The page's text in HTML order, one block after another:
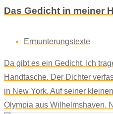
Das Gedicht in meiner
Ermunterungstexte
Da gibt es ein Gedicht. Ich
Handtasche. Der Dichter
in New York. Auf seiner
Olympia aus Wilhelmshaven.